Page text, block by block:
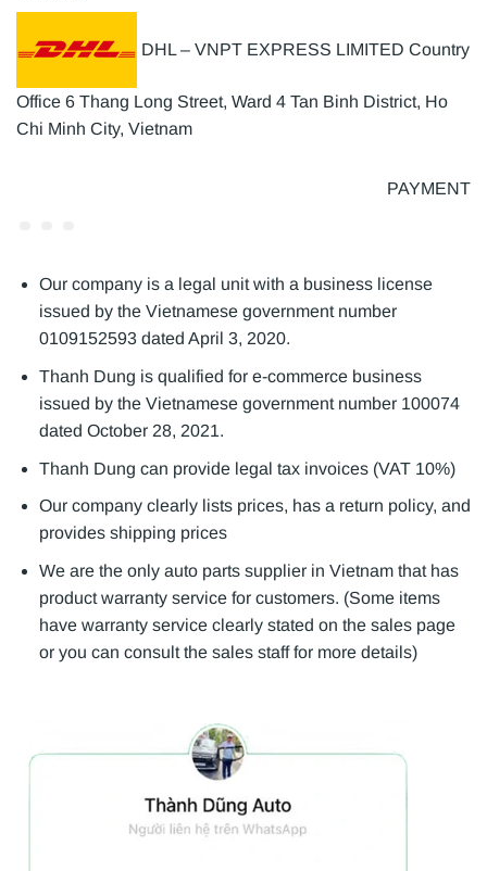
DHL – VNPT EXPRESS LIMITED Country
Office 6 Thang Long Street, Ward 4 Tan Binh District, Ho
Chi Minh City, Vietnam
PAYMENT
Our company is a legal unit with a business license
issued by the Vietnamese government number
0109152593 dated April 3, 2020.
Thanh Dung is qualified for e-commerce business
issued by the Vietnamese government number 100074
dated October 28, 2021.
Thanh Dung can provide legal tax invoices (VAT 10%)
Our company clearly lists prices, has a return policy, and
provides shipping prices
We are the only auto parts supplier in Vietnam that has
product warranty service for customers. (Some items
have warranty service clearly stated on the sales page
or you can consult the sales staff for more details)